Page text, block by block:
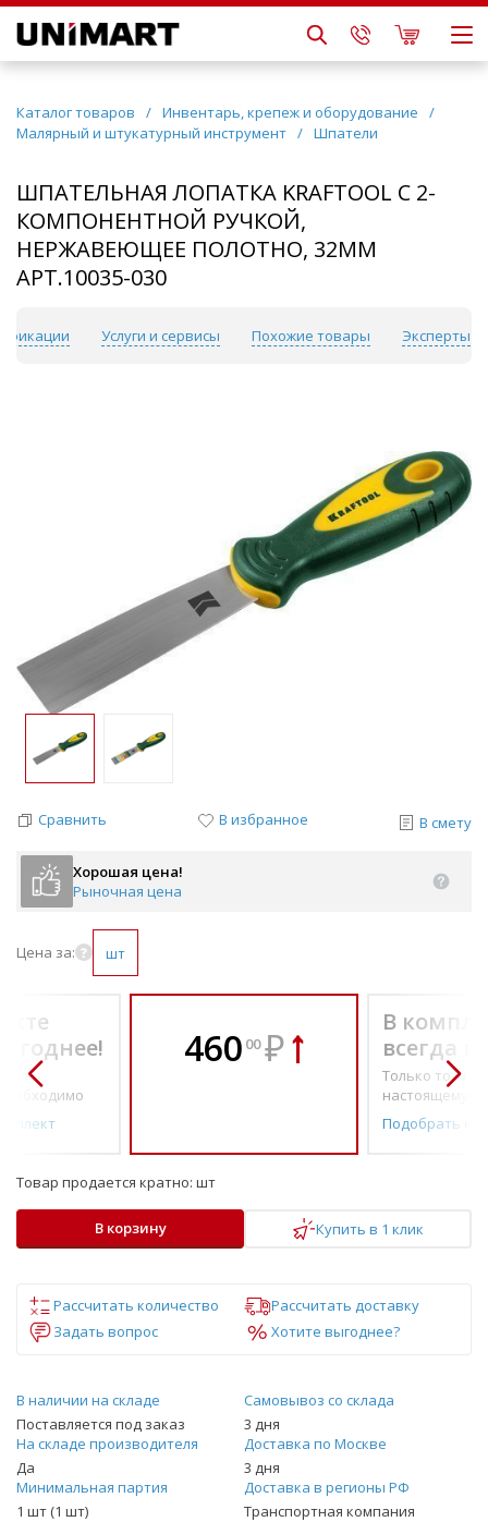
Каталог товаров / Инвентарь, крепеж и оборудование
/
Малярный и штукатурный инструмент / Шпатели
ШПАТЕЛЬНАЯ ЛОПАТКА KRAFTOOL С 2-
КОМПОНЕНТНОЙ РУЧКОЙ,
НЕРЖАВЕЮЩЕЕ ПОЛОТНО, 32ММ
АРТ.10035-030
Услуги и сервисы Похожие товары Эксперты
Сравнить В избранное В смету
Хорошая цена!
Рыночная цена
Цена за: шт
по-
460 00 ₽
В
всегда
Только то, что
настоящему
Подобрать
Товар продается кратно: шт
В корзину Купить в 1 клик
Рассчитать количество
Рассчитать доставку
Задать вопрос
Хотите выгоднее?
В наличии на складе
Поставляется под заказ
Самовывоз со склада
3 дня
На складе производителя
Да
Доставка по Москве
3 дня
Минимальная партия
1 шт (1 шт)
Доставка в регионы РФ
Транспортная компания